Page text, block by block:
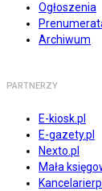
Ogłoszenia
Archiwum
PARTNERZY
E-kiosk.pl
E-gazety.pl
Nexto.pl
Mała